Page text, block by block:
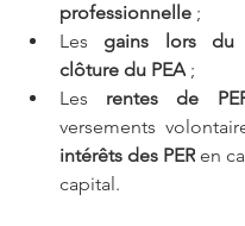
professionnelle ;
Les gains lors du
clôture du PEA ;
Les rentes de
intérêts des PER en
capital.